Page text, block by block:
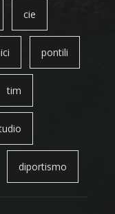
cie
pontili
tim
diportismo